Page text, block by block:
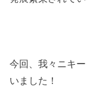
今回、我々ニキ
いました！